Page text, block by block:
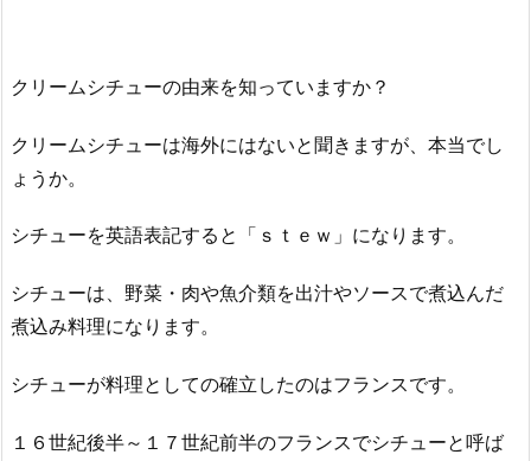
クリームシチューの由来を知っていますか？
クリームシチューは海外にはないと聞きますが、本当でし
ょうか。
シチューを英語表記すると「ｓｔｅｗ」になります。
シチューは、野菜・肉や魚介類を出汁やソースで煮込んだ
煮込み料理になります。
シチューが料理としての確立したのはフランスです。
１６世紀後半～１７世紀前半のフランスでシチューと呼ば